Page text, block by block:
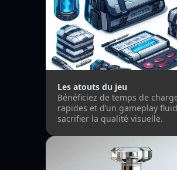
Les atouts du jeu
Bénéficiez de temps de
rapides et d’un gameplay
sacrifier la qualité visuelle.